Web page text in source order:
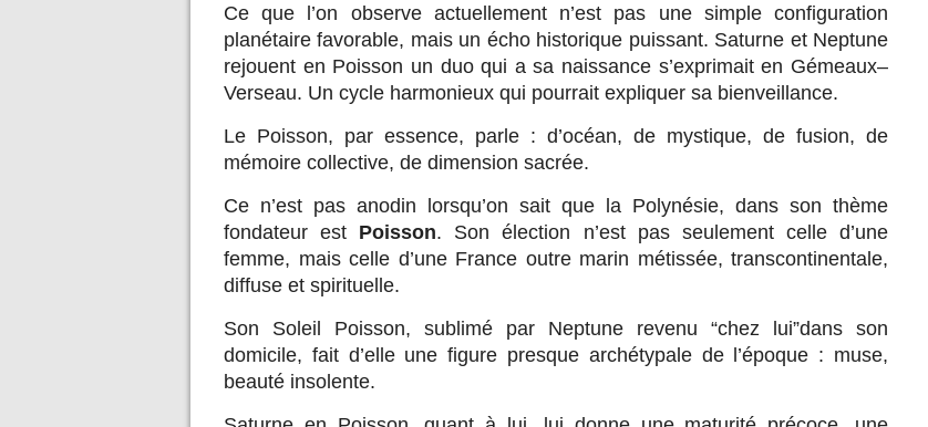
Ce que l’on observe actuellement n’est pas une simple configuration
planétaire favorable, mais un écho historique puissant. Saturne et Neptune
rejouent en Poisson un duo qui a sa naissance s’exprimait en Gémeaux–
Verseau. Un cycle harmonieux qui pourrait expliquer sa bienveillance.
Le Poisson, par essence, parle : d’océan, de mystique, de fusion, de
mémoire collective, de dimension sacrée.
Ce n’est pas anodin lorsqu’on sait que la Polynésie, dans son thème
fondateur est Poisson. Son élection n’est pas seulement celle d’une
femme, mais celle d’une France outre marin métissée, transcontinentale,
diffuse et spirituelle.
Son Soleil Poisson, sublimé par Neptune revenu “chez lui”dans son
domicile, fait d’elle une figure presque archétypale de l’époque : muse,
beauté insolente.